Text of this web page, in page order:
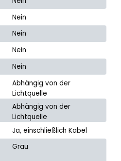
Nein
Nein
Nein
Nein
Abhängig von der
Lichtquelle
Abhängig von der
Lichtquelle
Ja, einschließlich Kabel
Grau